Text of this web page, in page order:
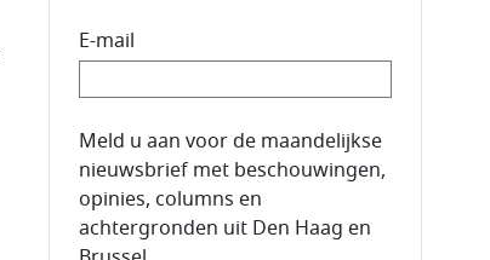
E-mail
E-mailadres van de abonnee.
Meld u aan voor de maandelijkse
nieuwsbrief met beschouwingen,
opinies, columns en
achtergronden uit Den Haag en